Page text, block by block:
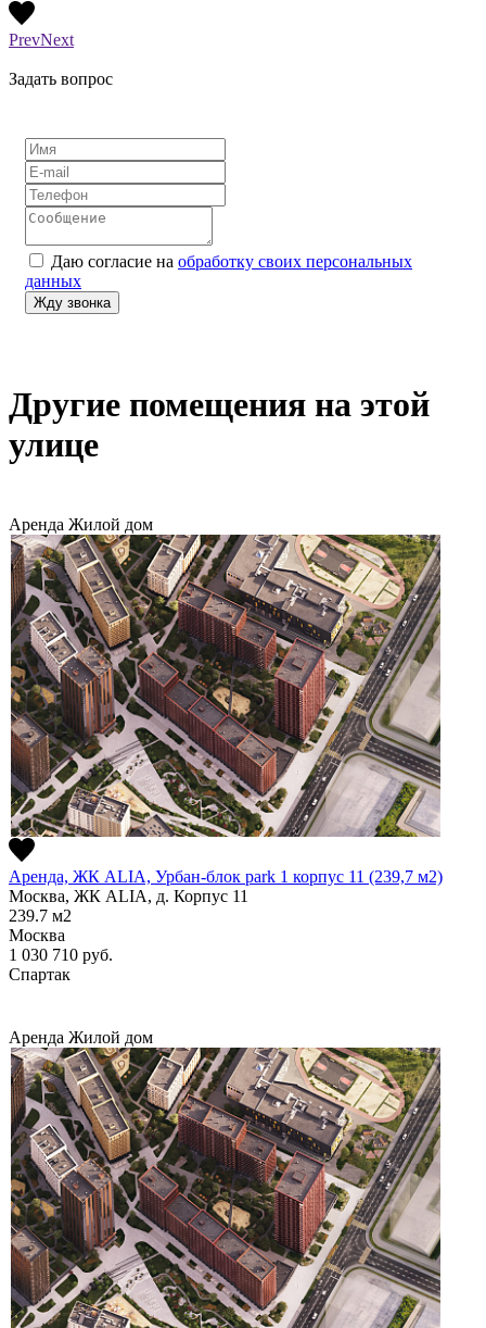
PrevNext
Задать вопрос
Даю согласие на обработку своих персональных
данных
Другие помещения на этой
улице
Аренда Жилой дом
Аренда, ЖК ALIA, Урбан-блок park 1 корпус 11 (239,7 м2)
Москва, ЖК ALIA, д. Корпус 11
239.7 м2
Москва
1 030 710 руб.
Спартак
Аренда Жилой дом